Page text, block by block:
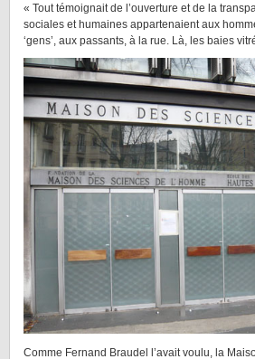
« Tout témoignait de l’ouverture et de la
sociales et humaines appartenaient aux
‘gens’, aux passants, à la rue. Là, les baies
Comme Fernand Braudel l’avait voulu, la